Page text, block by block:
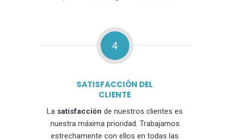
4
SATISFACCIÓN DEL
CLIENTE
La satisfacción de nuestros clientes es
nuestra máxima prioridad. Trabajamos
estrechamente con ellos en todas las